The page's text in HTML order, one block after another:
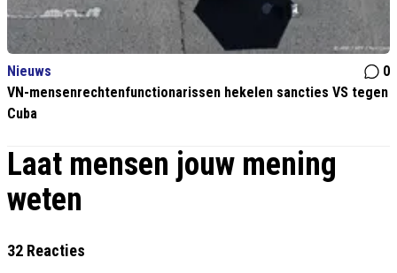
Nieuws
0
VN-mensenrechtenfunctionarissen hekelen sancties VS tegen
Cuba
Laat mensen jouw mening
weten
32 Reacties